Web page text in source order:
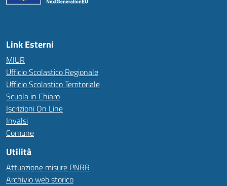
Link Esterni
MIUR
Ufficio Scolastico Regionale
Ufficio Scolastico Territoriale
Scuola in Chiaro
Iscrizioni On Line
Invalsi
Comune
Utilità
Attuazione misure PNRR
Archivio web storico